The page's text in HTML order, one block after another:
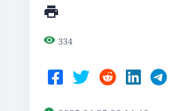
334